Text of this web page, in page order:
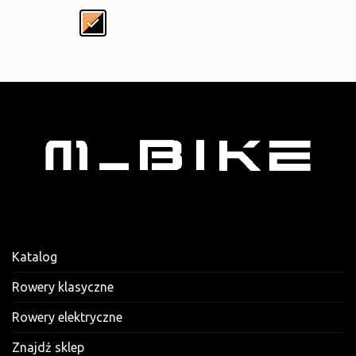
Katalog
Rowery klasyczne
Rowery elektryczne
Znajdź sklep